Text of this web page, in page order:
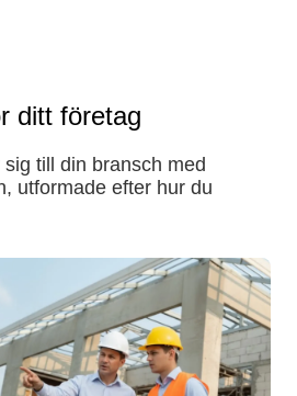
ditt företag
till din bransch med
utformade efter hur du